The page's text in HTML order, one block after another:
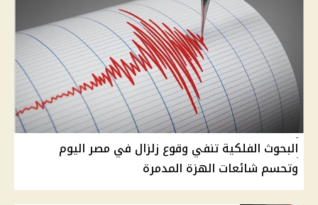
البحوث الفلكية تنفي وقوع زلزال في مصر اليوم
وتحسم شائعات الهزة المدمرة